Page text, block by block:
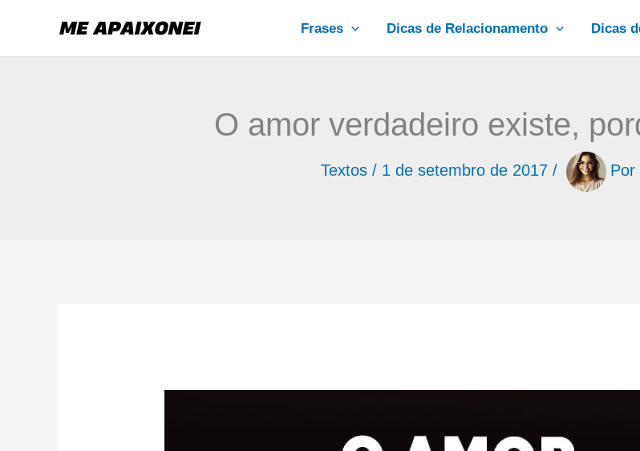
Frases Dicas de Relacionamento Dicas
O amor verdadeiro existe,
Textos/ 1 de setembro de 2017 / Por